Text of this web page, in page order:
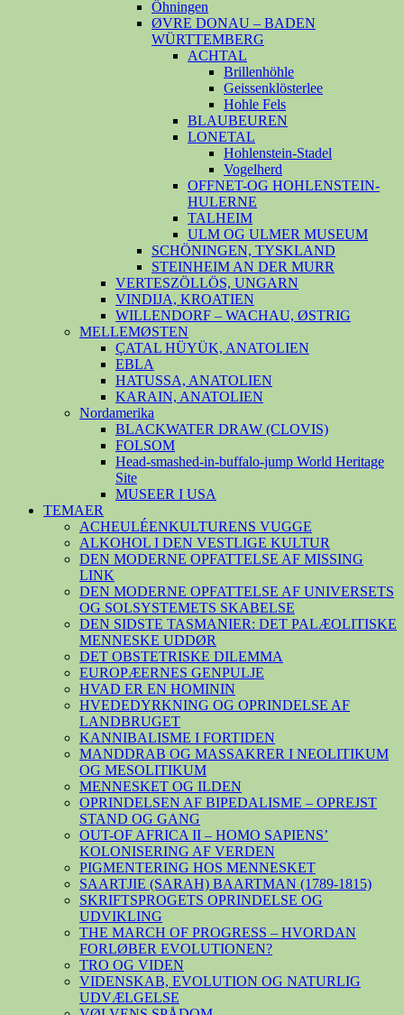
Öhningen
ØVRE DONAU – BADEN
WÜRTTEMBERG
ACHTAL
Brillenhöhle
Geissenklösterlee
Hohle Fels
BLAUBEUREN
LONETAL
Hohlenstein-Stadel
Vogelherd
OFFNET-OG HOHLENSTEIN-
HULERNE
TALHEIM
ULM OG ULMER MUSEUM
SCHÖNINGEN, TYSKLAND
STEINHEIM AN DER MURR
VERTESZÖLLÖS, UNGARN
VINDIJA, KROATIEN
WILLENDORF – WACHAU, ØSTRIG
MELLEMØSTEN
ÇATAL HÜYÜK, ANATOLIEN
EBLA
HATUSSA, ANATOLIEN
KARAIN, ANATOLIEN
Nordamerika
BLACKWATER DRAW (CLOVIS)
FOLSOM
Head-smashed-in-buffalo-jump World Heritage
Site
MUSEER I USA
TEMAER
ACHEULÉENKULTURENS VUGGE
ALKOHOL I DEN VESTLIGE KULTUR
DEN MODERNE OPFATTELSE AF MISSING
LINK
DEN MODERNE OPFATTELSE AF UNIVERSETS
OG SOLSYSTEMETS SKABELSE
DEN SIDSTE TASMANIER: DET PALÆOLITISKE
MENNESKE UDDØR
DET OBSTETRISKE DILEMMA
EUROPÆERNES GENPULJE
HVAD ER EN HOMININ
HVEDEDYRKNING OG OPRINDELSE AF
LANDBRUGET
KANNIBALISME I FORTIDEN
MANDDRAB OG MASSAKRER I NEOLITIKUM
OG MESOLITIKUM
MENNESKET OG ILDEN
OPRINDELSEN AF BIPEDALISME – OPREJST
STAND OG GANG
OUT-OF AFRICA II – HOMO SAPIENS’
KOLONISERING AF VERDEN
PIGMENTERING HOS MENNESKET
SAARTJIE (SARAH) BAARTMAN (1789-1815)
SKRIFTSPROGETS OPRINDELSE OG
UDVIKLING
THE MARCH OF PROGRESS – HVORDAN
FORLØBER EVOLUTIONEN?
TRO OG VIDEN
VIDENSKAB, EVOLUTION OG NATURLIG
UDVÆLGELSE